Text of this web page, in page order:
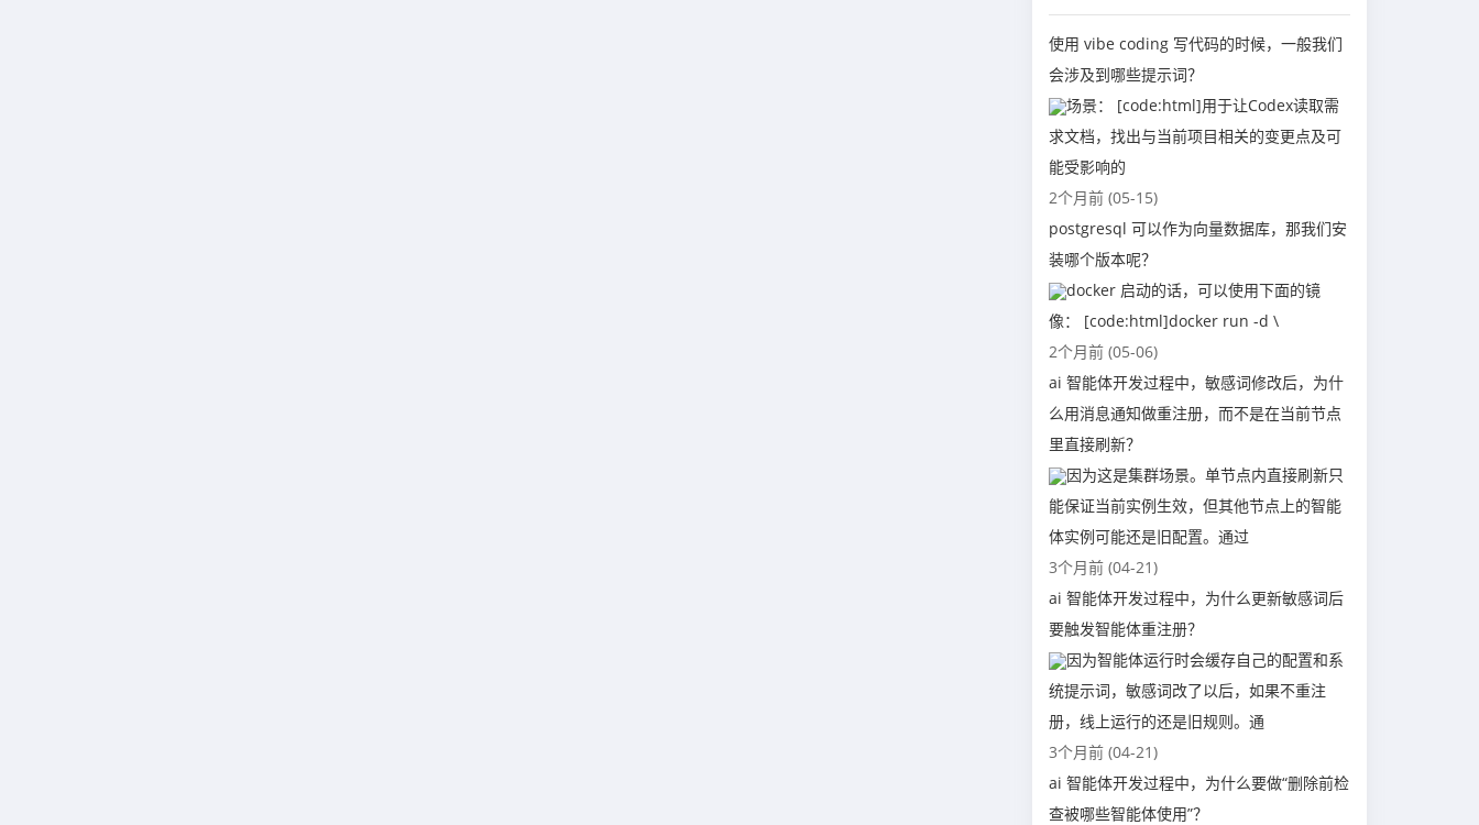
使用 vibe coding 写代码的时候，一般我们
会涉及到哪些提示词？
场景： [code:html]用于让Codex读取需
求文档，找出与当前项目相关的变更点及可
能受影响的
2个月前 (05-15)
postgresql 可以作为向量数据库，那我们安
装哪个版本呢？
docker 启动的话，可以使用下面的镜
像： [code:html]docker run -d \
2个月前 (05-06)
ai 智能体开发过程中，敏感词修改后，为什
么用消息通知做重注册，而不是在当前节点
里直接刷新？
因为这是集群场景。单节点内直接刷新只
能保证当前实例生效，但其他节点上的智能
体实例可能还是旧配置。通过
3个月前 (04-21)
ai 智能体开发过程中，为什么更新敏感词后
要触发智能体重注册？
因为智能体运行时会缓存自己的配置和系
统提示词，敏感词改了以后，如果不重注
册，线上运行的还是旧规则。通
3个月前 (04-21)
ai 智能体开发过程中，为什么要做“删除前检
查被哪些智能体使用”？